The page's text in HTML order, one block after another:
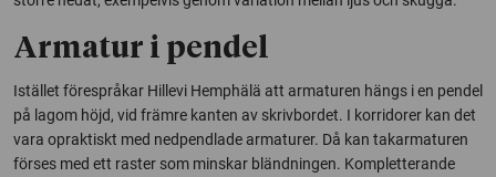
Armatur i pendel
Istället förespråkar Hillevi Hemphälä att armaturen hängs i en pendel
på lagom höjd, vid främre kanten av skrivbordet. I korridorer kan det
vara opraktiskt med nedpendlade armaturer. Då kan takarmaturen
förses med ett raster som minskar bländningen. Kompletterande